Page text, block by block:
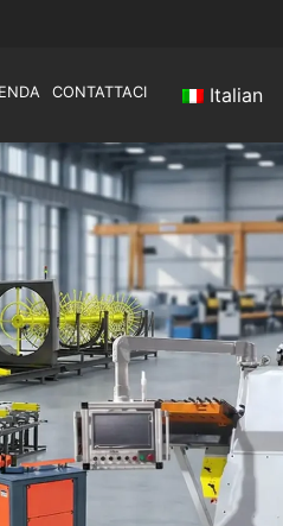
CONTATTACI Italian